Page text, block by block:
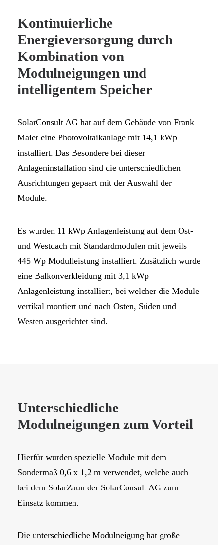
Kontinuierliche
Energieversorgung durch
Kombination von
Modulneigungen und
intelligentem Speicher
SolarConsult AG hat auf dem Gebäude von Frank
Maier eine Photovoltaikanlage mit 14,1 kWp
installiert. Das Besondere bei dieser
Anlageninstallation sind die unterschiedlichen
Ausrichtungen gepaart mit der Auswahl der
Module.
Es wurden 11 kWp Anlagenleistung auf dem Ost-
und Westdach mit Standardmodulen mit jeweils
445 Wp Modulleistung installiert. Zusätzlich wurde
eine Balkonverkleidung mit 3,1 kWp
Anlagenleistung installiert, bei welcher die Module
vertikal montiert und nach Osten, Süden und
Westen ausgerichtet sind.
Unterschiedliche
Modulneigungen zum Vorteil
Hierfür wurden spezielle Module mit dem
Sondermaß 0,6 x 1,2 m verwendet, welche auch
bei dem SolarZaun der SolarConsult AG zum
Einsatz kommen.
Die unterschiedliche Modulneigung hat große